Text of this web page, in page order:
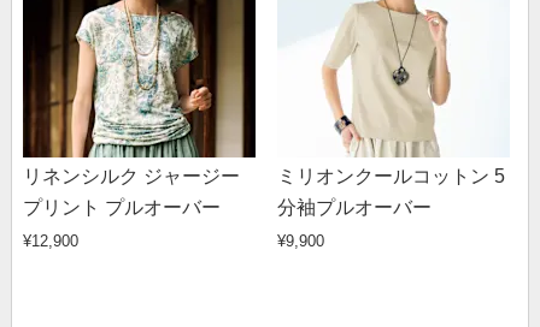
リネンシルク ジャージー
プリント プルオーバー
¥12,900
ミリオンクールコットン 5
分袖プルオーバー
¥9,900